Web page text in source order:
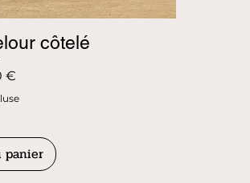
côtelé
€
panier